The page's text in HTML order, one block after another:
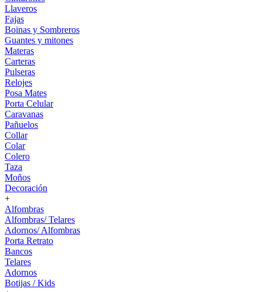
Llaveros
Fajas
Boinas y Sombreros
Guantes y mitones
Materas
Carteras
Pulseras
Relojes
Posa Mates
Porta Celular
Caravanas
Pañuelos
Collar
Colar
Colero
Taza
Moños
Decoración
+
Alfombras
Alfombras/ Telares
Adornos/ Alfombras
Porta Retrato
Bancos
Telares
Adornos
Botijas / Kids